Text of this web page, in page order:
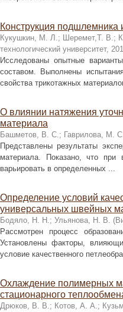
Конструкция подшлемника
Кукушкин, М. Л.; Шеремет,Т. В.;
технологический университет,
Исследованы опытные
составом. Выполнены
свойства трикотажных
О влиянии натяжения
материала
Башметов, В. С.; Гаврилова, М.
Представлены результаты
материала. Показано, что при
варьировать в определенных ...
Определение условий
универсальных швейных
Бодяло, Н. Н.; Ульянова, Н. В. (
Рассмотрен процесс
Установлены факторы,
условие качественного
Охлаждение полимерных
стационарного
Дрюков, В. В.; Котов, А. А.;